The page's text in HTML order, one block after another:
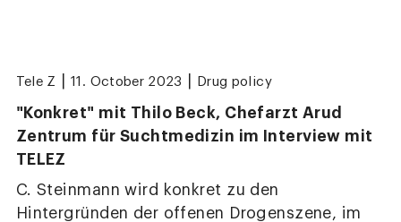
Tele Z 11. October 2023 Drug policy
"Konkret" mit Thilo Beck, Chefarzt Arud
Zentrum für Suchtmedizin im Interview mit
TELEZ
C. Steinmann wird konkret zu den
Hintergründen der offenen Drogenszene, im